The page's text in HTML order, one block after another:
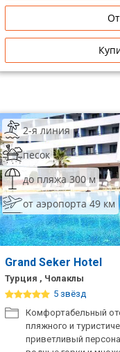
2-я линия
песок
до пляжа 300 м
от аэропорта 49 км
Grand Seker Hotel
Турция , Чолаклы
5 звёзд
Комфортабельный
пляжного и
приветливый